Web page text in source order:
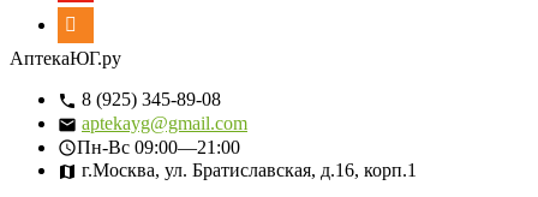
АптекаЮГ.ру
8 (925) 345-89-08
aptekayg@gmail.com
Пн-Вс 09:00—21:00
г.Москва, ул. Братиславская, д.16, корп.1